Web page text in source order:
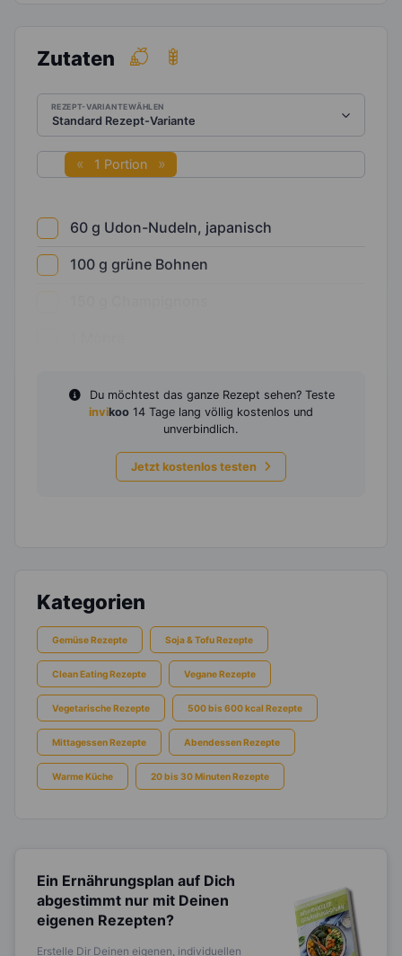
Zutaten
REZEPT-VARIANTE WÄHLEN
1 Portion
60 g Udon-Nudeln, japanisch
100 g grüne Bohnen
Du möchtest das ganze Rezept sehen? Teste
invikoo 14 Tage lang völlig kostenlos und
unverbindlich.
Jetzt kostenlos testen
Kategorien
Gemüse Rezepte Soja & Tofu Rezepte
Clean Eating Rezepte Vegane Rezepte
Vegetarische Rezepte 500 bis 600 kcal Rezepte
Mittagessen Rezepte Abendessen Rezepte
Warme Küche 20 bis 30 Minuten Rezepte
Ein Ernährungsplan auf Dich
abgestimmt nur mit Deinen
eigenen Rezepten?
Erstelle Dir Deinen eigenen, individuellen